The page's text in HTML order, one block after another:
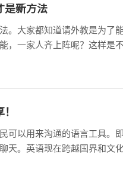
是新方法
。大家都知道请外教是为了
，一家人齐上阵呢？这样是
都知道父母是成人L6的第一
说呢？因为学
可以用来沟通的语言工具。
天。英语现在跨越国界和文